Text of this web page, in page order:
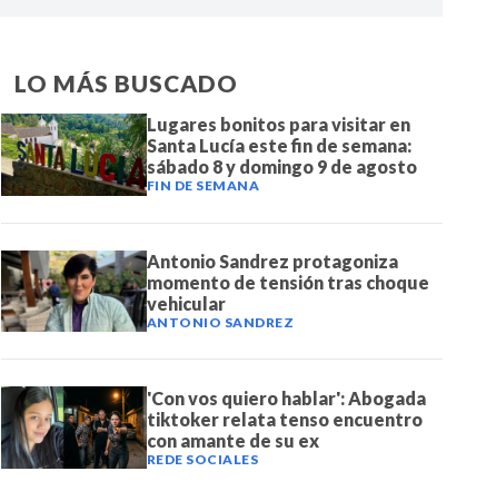
LO MÁS BUSCADO
Lugares bonitos para visitar en
Santa Lucía este fin de semana:
sábado 8 y domingo 9 de agosto
FIN DE SEMANA
Antonio Sandrez protagoniza
momento de tensión tras choque
vehicular
ANTONIO SANDREZ
'Con vos quiero hablar': Abogada
tiktoker relata tenso encuentro
con amante de su ex
REDE SOCIALES